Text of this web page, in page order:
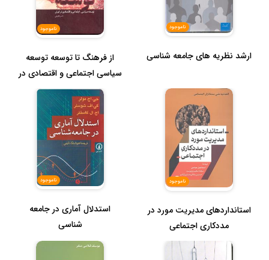
ناموجود
ارشد نظریه های جامعه شناسی
ناموجود
از فرهنگ تا توسعه توسعه
سیاسی اجتماعی و اقتصادی در
ای...
ناموجود
استانداردهای مدیریت مورد در
مددکاری اجتماعی
ناموجود
استدلال آماری در جامعه
شناسی